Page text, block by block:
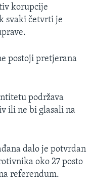
korupcije
svaki četvrti je
postoji pretjerana
podržava
ili ne bi glasali na
dalo je potvrdan
oko 27 posto
referendum.